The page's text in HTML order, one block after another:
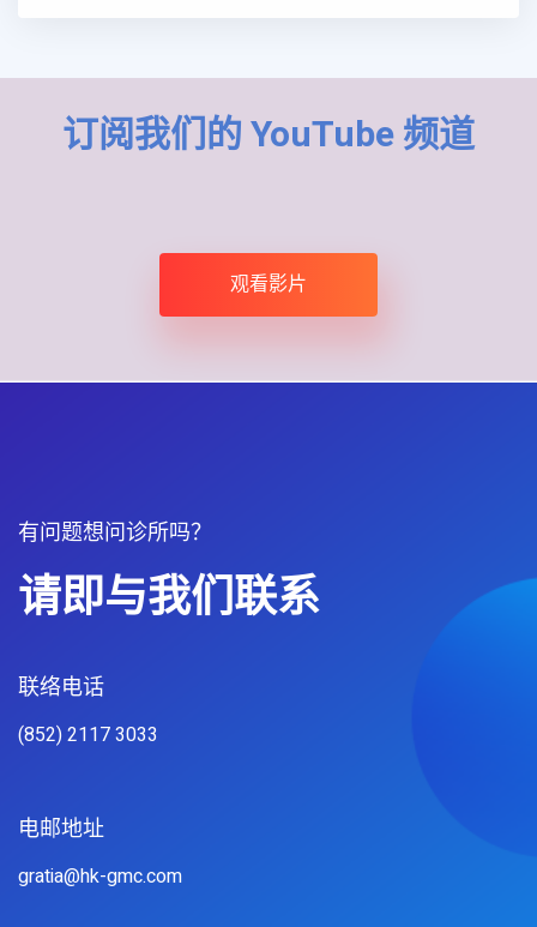
订阅我们的 YouTube 频道
观看影片
有问题想问诊所吗？
请即与我们联系
联络电话
(852) 2117 3033
电邮地址
gratia@hk-gmc.com